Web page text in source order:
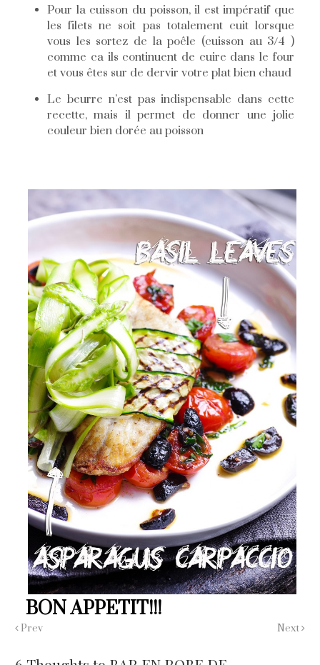
Pour la cuisson du poisson, il est impératif que
les filets ne soit pas totalement cuit lorsque
vous les sortez de la poêle (cuisson au 3/4 )
comme ca ils continuent de cuire dans le four
et vous êtes sur de dervir votre plat bien chaud
Le beurre n’est pas indispensable dans cette
recette, mais il permet de donner une jolie
couleur bien dorée au poisson
BON APPETIT!!!
Prev Next